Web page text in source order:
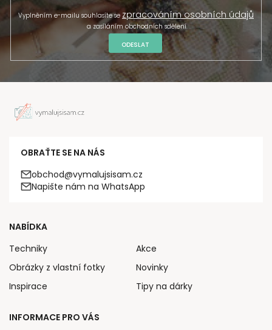
Vyplněním e-mailu souhlasíte se zpracováním osobních údajů
a zasíláním obchodních sdělení.
ODESLAT
OBRAŤTE SE NA NÁS
obchod@vymalujsisam.cz
Napište nám na WhatsApp
NABÍDKA
Techniky
Obrázky z vlastní fotky
Inspirace
Akce
Novinky
Tipy na dárky
INFORMACE PRO VÁS